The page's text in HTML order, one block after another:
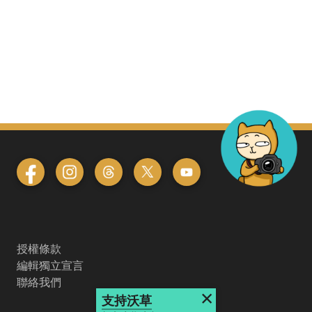
授權條款
編輯獨立宣言
聯絡我們
支持沃草 ×